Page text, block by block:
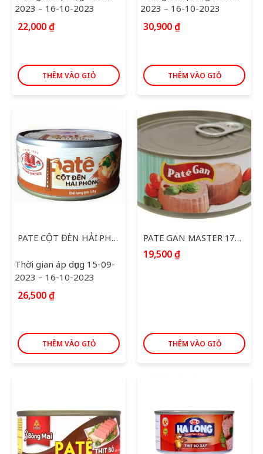
2023 – 16-10-2023
22,000₫
THÊM VÀO GIỎ
2023 – 16-10-2023
30,900₫
THÊM VÀO GIỎ
PATE CỘT ĐÈN HẢI PHÒNG 150G
Thời gian áp dụng 15-09-
2023 – 16-10-2023
26,500₫
THÊM VÀO GIỎ
PATE GAN MASTER 170G
19,500₫
THÊM VÀO GIỎ